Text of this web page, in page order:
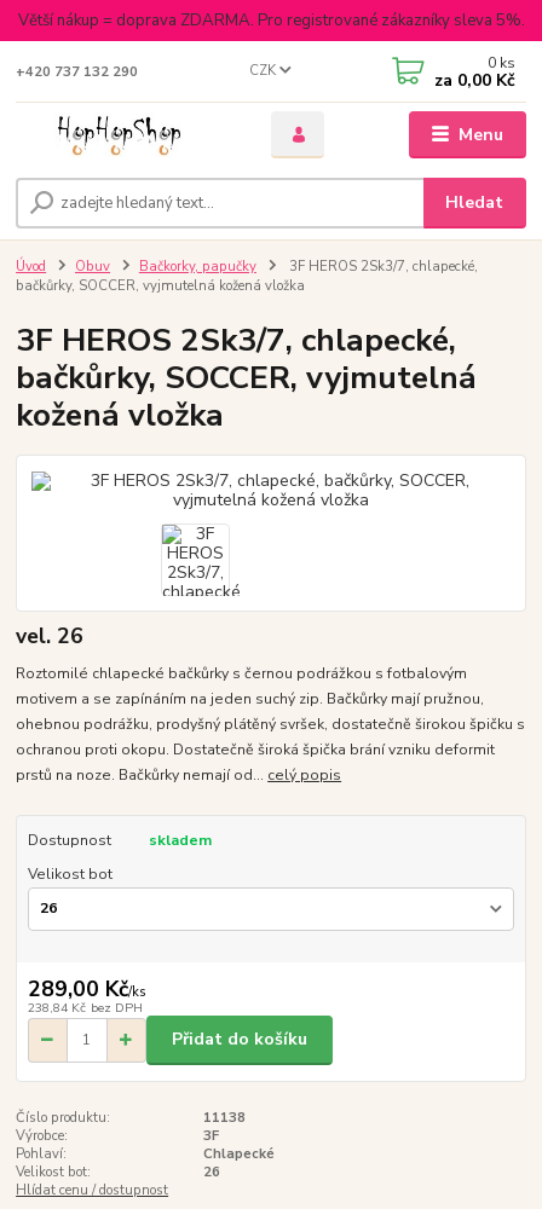
Větší nákup = doprava ZDARMA. Pro registrované zákazníky sleva 5%.
Menu
CZK
Hledat
+420 737 132 290 0 ks
za 0,00 Kč
Úvod Obuv Bačkorky, papučky
3F HEROS 2Sk3/7, chlapecké,
bačkůrky, SOCCER, vyjmutelná kožená vložka
3F HEROS 2Sk3/7, chlapecké,
bačkůrky, SOCCER, vyjmutelná
kožená vložka
vel. 26
Roztomilé chlapecké bačkůrky s černou podrážkou s fotbalovým
motivem a se zapínáním na jeden suchý zip. Bačkůrky mají pružnou,
ohebnou podrážku, prodyšný plátěný svršek, dostatečně širokou špičku s
ochranou proti okopu. Dostatečně široká špička brání vzniku deformit
prstů na noze. Bačkůrky nemají od... celý popis
Dostupnost
skladem
Velikost bot
289,00 Kč/ks
238,84 Kč bez DPH
Přidat do košíku
Číslo produktu:
11138
Výrobce:
3F
Pohlaví:
Chlapecké
Velikost bot:
26
Hlídat cenu / dostupnost